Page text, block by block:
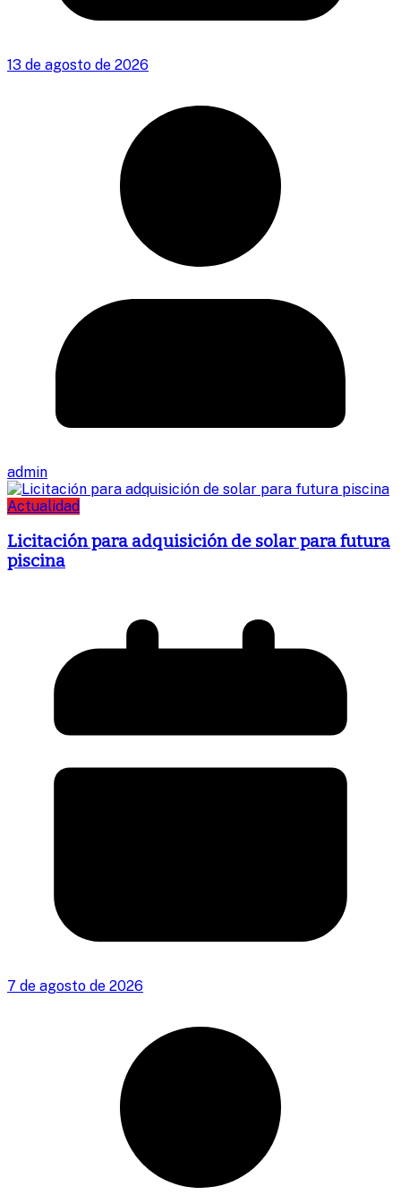
13 de agosto de 2026
admin
Actualidad
Licitación para adquisición de solar para futura
piscina
7 de agosto de 2026